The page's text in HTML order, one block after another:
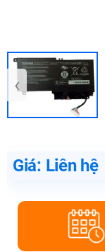
‹
Giá: Liên hệ